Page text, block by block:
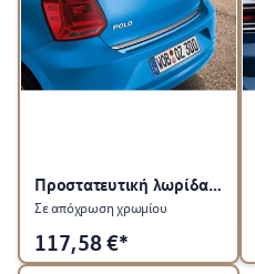
Προστατευτική λωρίδα για πίσω καπό
Σε απόχρωση χρωμίου
117,58€*